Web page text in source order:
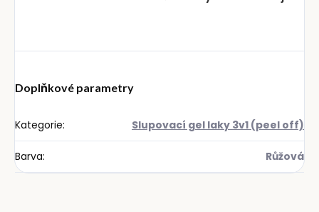
Doplňkové parametry
Kategorie: Slupovací gel laky 3v1 (peel off)
Barva: Růžová